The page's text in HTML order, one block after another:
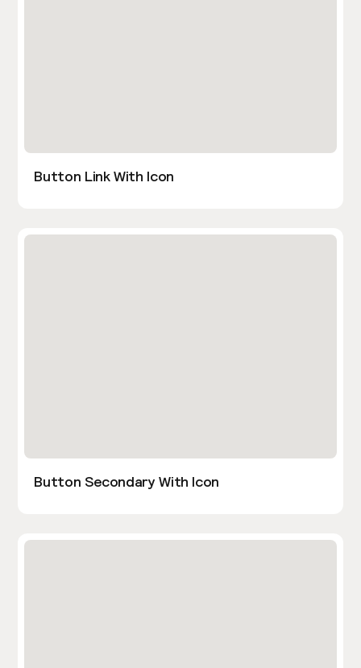
Button Link With Icon
Button Secondary With Icon